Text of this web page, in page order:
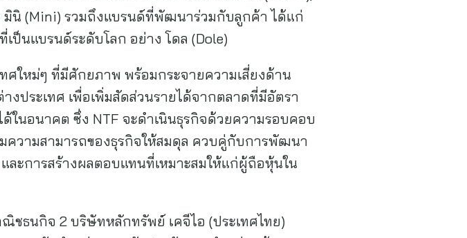
มินิ (Mini) รวมถึงแบรนด์ที่พัฒนาร่วมกับลูกค้า ได้แก่
ป็นแบรนด์ระดับโลก อย่าง โดล (Dole)
ใหม่ๆ ที่มีศักยภาพ พร้อมกระจายความเสี่ยงด้าน
ประเทศ เพื่อเพิ่มสัดส่วนรายได้จากตลาดที่มีอัตรา
ในอนาคต ซึ่ง NTF จะดำเนินธุรกิจด้วยความรอบคอบ
ความสามารถของธุรกิจให้สมดุล ควบคู่กับการพัฒนา
ละการสร้างผลตอบแทนที่เหมาะสมให้แก่ผู้ถือหุ้นใน
ชธนกิจ 2 บริษัทหลักทรัพย์ เคจีไอ (ประเทศไทย)